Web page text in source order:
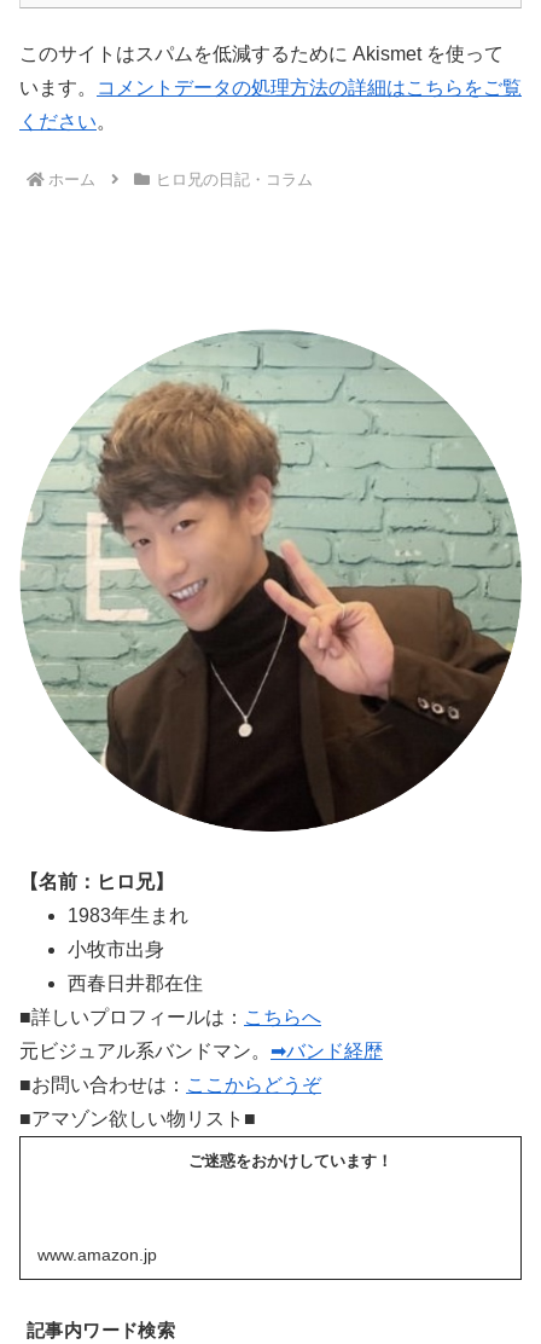
このサイトはスパムを低減するために Akismet を使って
います。
コメントデータの処理方法の詳細はこちらをご覧
ください。
ホーム ヒロ兄の日記・コラム
【名前：ヒロ兄】
1983年生まれ
小牧市出身
西春日井郡在住
■詳しいプロフィールは： こちらへ
元ビジュアル系バンドマン。 ➡バンド経歴
■お問い合わせは： ここからどうぞ
■アマゾン欲しい物リスト■
ご迷惑をおかけしています！
www.amazon.jp
記事内ワード検索